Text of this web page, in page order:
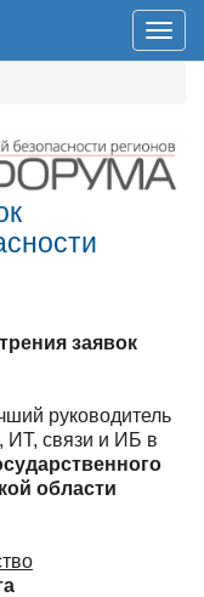
Меню
заявок
руководитель
ИТ, связи и ИБ в
области